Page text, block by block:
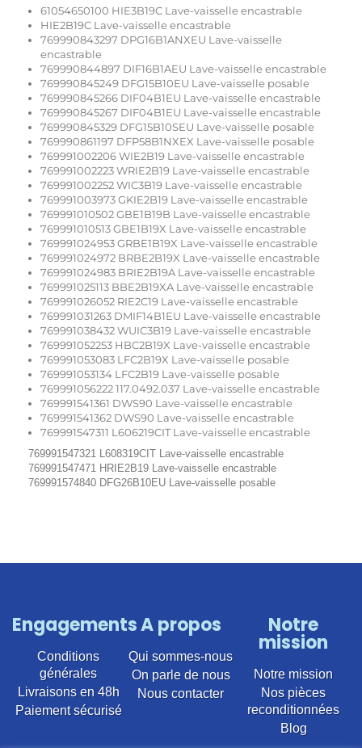
61054650100 HIE3B19C Lave-vaisselle encastrable
HIE2B19C Lave-vaisselle encastrable
769990843297 DPG16B1ANXEU Lave-vaisselle
encastrable
769990844897 DIF16B1AEU Lave-vaisselle encastrable
769990845249 DFG15B10EU Lave-vaisselle posable
769990845266 DIF04B1EU Lave-vaisselle encastrable
769990845267 DIF04B1EU Lave-vaisselle encastrable
769990845329 DFG15B10SEU Lave-vaisselle posable
769990861197 DFP58B1NXEX Lave-vaisselle posable
769991002206 WIE2B19 Lave-vaisselle encastrable
769991002223 WRIE2B19 Lave-vaisselle encastrable
769991002252 WIC3B19 Lave-vaisselle encastrable
769991003973 GKIE2B19 Lave-vaisselle encastrable
769991010502 GBE1B19B Lave-vaisselle encastrable
769991010513 GBE1B19X Lave-vaisselle encastrable
769991024953 GRBE1B19X Lave-vaisselle encastrable
769991024972 BRBE2B19X Lave-vaisselle encastrable
769991024983 BRIE2B19A Lave-vaisselle encastrable
769991025113 BBE2B19XA Lave-vaisselle encastrable
769991026052 RIE2C19 Lave-vaisselle encastrable
769991031263 DMIF14B1EU Lave-vaisselle encastrable
769991038432 WUIC3B19 Lave-vaisselle encastrable
769991052253 HBC2B19X Lave-vaisselle encastrable
769991053083 LFC2B19X Lave-vaisselle posable
769991053134 LFC2B19 Lave-vaisselle posable
769991056222 117.0492.037 Lave-vaisselle encastrable
769991541361 DWS90 Lave-vaisselle encastrable
769991541362 DWS90 Lave-vaisselle encastrable
769991547311 L606219CIT Lave-vaisselle encastrable
769991547321 L608319CIT Lave-vaisselle encastrable
769991547471 HRIE2B19 Lave-vaisselle encastrable
769991574840 DFG26B10EU Lave-vaisselle posable
Engagements
Conditions
générales
Livraisons en 48h
Paiement sécurisé
A propos
Qui sommes-nous
On parle de nous
Nous contacter
Notre
mission
Notre mission
Nos pièces
reconditionnées
Blog